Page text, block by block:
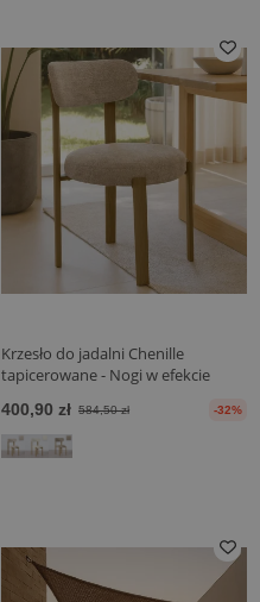
Krzesło do jadalni Chenille
tapicerowane - Nogi w efekcie
nowoczesny design - Okare
400,90 zł 584,50 zł -32%